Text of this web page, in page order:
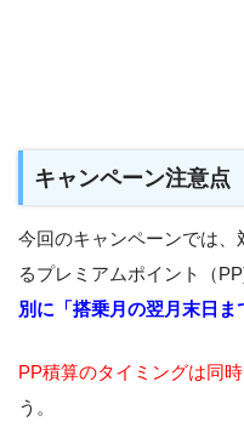
キャンペーン注意点
今回のキャンペーンでは
るプレミアムポイント（
別に「搭乗月の翌月末日
PP積算のタイミングは同
う。